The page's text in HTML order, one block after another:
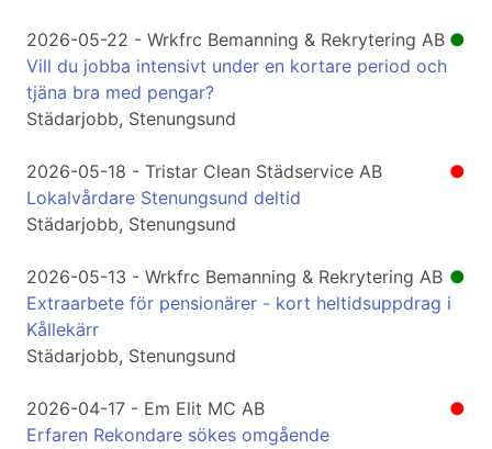
●
2026-05-22 - Wrkfrc Bemanning & Rekrytering AB
Vill du jobba intensivt under en kortare period och
tjäna bra med pengar?
Städarjobb, Stenungsund
●
2026-05-18 - Tristar Clean Städservice AB
Lokalvårdare Stenungsund deltid
Städarjobb, Stenungsund
●
2026-05-13 - Wrkfrc Bemanning & Rekrytering AB
Extraarbete för pensionärer - kort heltidsuppdrag i
Kållekärr
Städarjobb, Stenungsund
●
2026-04-17 - Em Elit MC AB
Erfaren Rekondare sökes omgående